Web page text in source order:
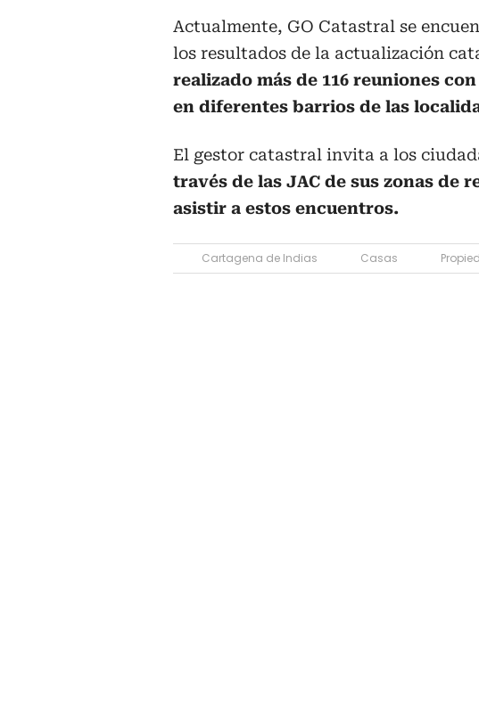
Actualmente, GO Catastral se
los resultados de la actualización
realizado más de 116 reuniones
en diferentes barrios de las
El gestor catastral invita a los
través de las JAC de sus zonas de
asistir a estos encuentros.
Cartagena de Indias Casas